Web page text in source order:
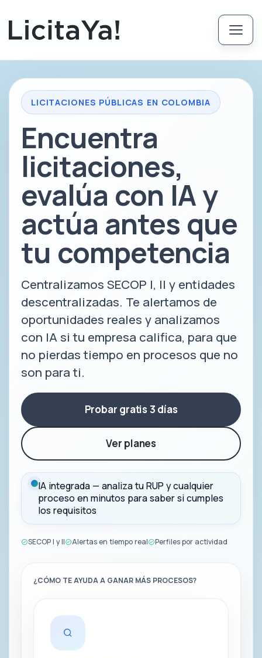
LICITACIONES PÚBLICAS EN COLOMBIA
Encuentra
licitaciones,
evalúa con IA y
actúa antes que
tu competencia
Centralizamos SECOP I, II y entidades
descentralizadas. Te alertamos de
oportunidades reales y analizamos
con IA si tu empresa califica, para que
no pierdas tiempo en procesos que no
son para ti.
Probar gratis 3 días
Ver planes
IA integrada — analiza tu RUP y cualquier
proceso en minutos para saber si cumples
los requisitos
SECOP I y II Alertas en tiempo real Perfiles por actividad
¿CÓMO TE AYUDA A GANAR MÁS PROCESOS?